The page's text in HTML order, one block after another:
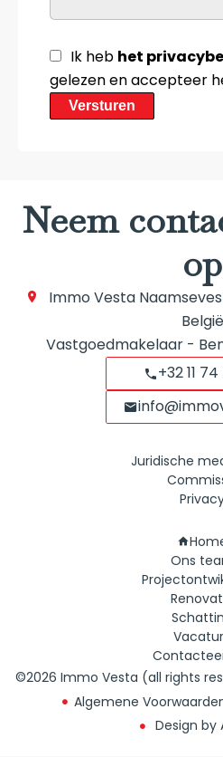
Ik heb het
gelezen en accepteer
Versturen
Neem
op
Immo Vesta
België
Vastgoedmakelaar -
+32 11
Juridische
Ons
©2026 Immo Vesta (all rights
Algemene
Design by